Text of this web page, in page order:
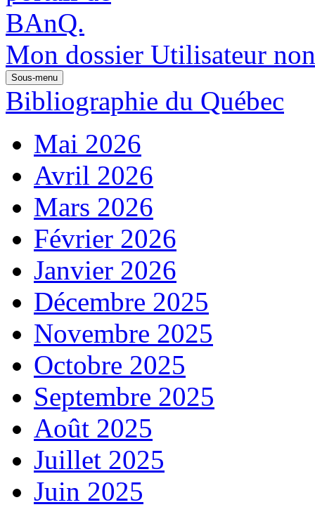
Mon dossier Utilisateur
Sous-menu
Bibliographie du Québec
Mai 2026
Avril 2026
Mars 2026
Février 2026
Janvier 2026
Décembre 2025
Novembre 2025
Octobre 2025
Septembre 2025
Août 2025
Juillet 2025
Juin 2025